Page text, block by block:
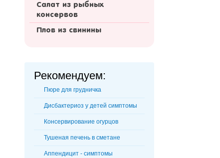
Салат из рыбных
консервов
Плов из свинины
Рекомендуем:
Пюре для грудничка
Дисбактериоз у детей симптомы
Консервирование огурцов
Тушеная печень в сметане
Аппендицит - симптомы